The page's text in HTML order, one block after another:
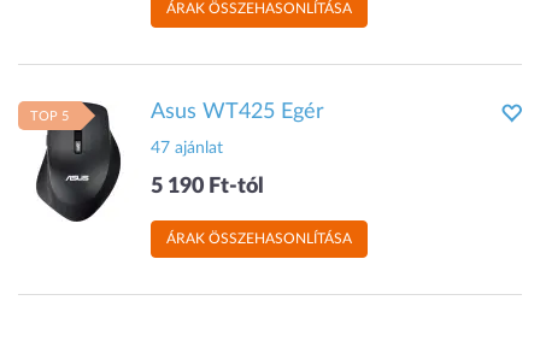
ÁRAK ÖSSZEHASONLÍTÁSA
TOP 5 Asus WT425 Egér
47 ajánlat
5 190 Ft-tól
ÁRAK ÖSSZEHASONLÍTÁSA